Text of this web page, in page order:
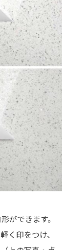
ができます。
く印をつけ、